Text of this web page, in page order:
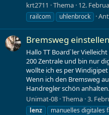
krt2711
Thema 12.
railcom
uhlenbrock
Bremsweg
Hallo TT Board`ler
200 Zentrale und bin nur
wollte ich es per
Wenn ich den Bremsweg
Handregler schön
Unimat-08 Thema 3.
lenz
manuelles digitales